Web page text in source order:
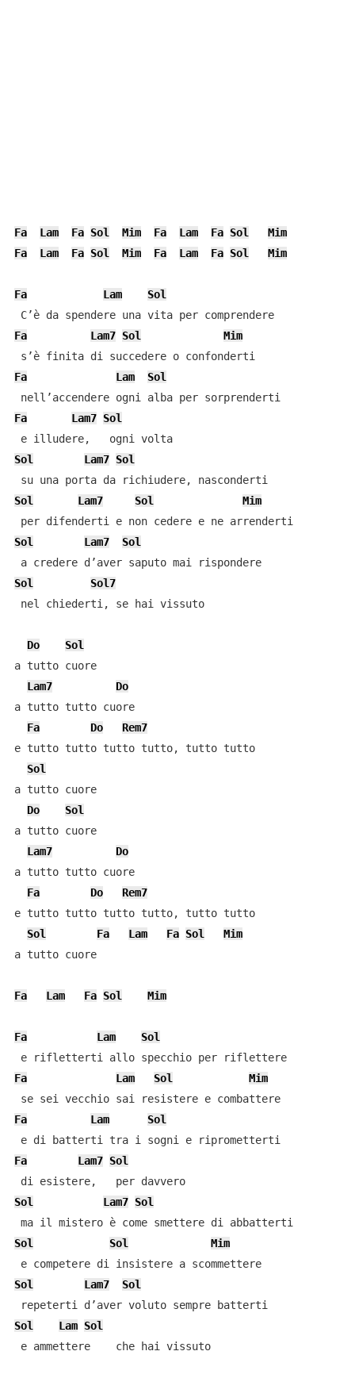
Fa Lam Fa Sol Mim Fa Lam Fa Sol
Mim
Fa
Lam Fa Sol Mim Fa Lam Fa Sol Mim
Fa Lam
Sol
C’è da spendere una vita per comprendere
Fa
Lam7 Sol
Mim
Fa
Lam
Sol
Fa
Lam7 Sol
e illudere,   ogni volta
Sol
Lam7 Sol
Sol
Lam7 Sol
Mim
Sol
Lam7
Sol
a credere d’aver saputo mai rispondere
Sol
Sol7
nel chiederti, se hai vissuto
Do
Sol
a tutto cuore
Lam7
Do
a tutto tutto cuore
Fa
Do
Rem7
e tutto tutto tutto tutto, tutto tutto
Sol
a tutto cuore
Do
Sol
a tutto cuore
Lam7
Do
a tutto tutto cuore
Fa
Do
Rem7
e tutto tutto tutto tutto, tutto tutto
Sol
Fa Lam Fa Sol
Mim
a tutto cuore
Fa Lam Fa Sol Mim
Fa Lam
Sol
e rifletterti allo specchio per riflettere
Fa
Lam Sol
Mim
se sei vecchio sai resistere e combattere
Fa
Lam
Sol
Fa
Lam7 Sol
di esistere,   per davvero
Sol
Lam7 Sol
Sol
Sol
Mim
e competere di insistere a scommettere
Sol
Lam7
Sol
Sol
Lam Sol
e ammettere    che hai vissuto